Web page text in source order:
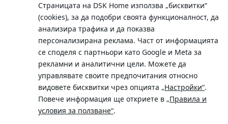
Страницата на DSK Home използва „бисквитки“
(cookies), за да подобри своята функционалност, да
анализира трафика и да показва
персонализирана реклама. Част от информацията
се споделя с партньори като Google и Meta за
рекламни и аналитични цели. Можете да
управлявате своите предпочитания относно
видовете бисквитки чрез опцията „Настройки“.
Повече информация ще откриете в „Правила и
условия за ползване“.
Телефон:
0700 10 375 / *2375
Московска No.19 / ул. Г. Бенковски No. 5, София 1036
SWIFT/BIC: